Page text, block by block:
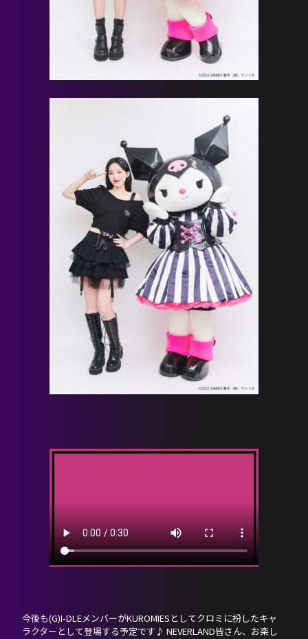
今後も(G)I-DLEメンバーがKUROMIESとしてクロミに扮したキャ
ラクターとして登場する予定です♪ NEVERLAND皆さん、お楽し